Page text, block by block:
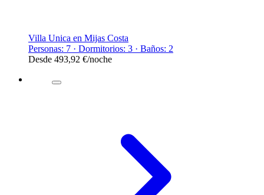
Villa Unica en Mijas Costa
Personas: 7 · Dormitorios: 3 · Baños: 2
Desde 493,92 €/noche